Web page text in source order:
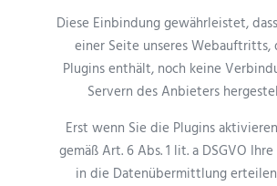
Diese Einbindung gewährleistet,
einer Seite unseres Webauftritts,
Plugins enthält, noch keine
Servern des Anbieters
Erst wenn Sie die Plugins
gemäß Art. 6 Abs. 1 lit. a DSGVO
in die Datenübermittlung